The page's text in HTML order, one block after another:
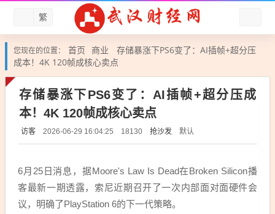
繁
您现在的位置： 首页 商业
存储暴涨下PS6变了：AI插帧+超分压
成本！4K 120帧成核心卖点
存储暴涨下PS6变了：AI插帧+超分压成
本！4K 120帧成核心卖点
访客 2026-06-29 16:04:25 18130 抢沙发 默认
6月25日消息，据Moore's Law Is Dead在Broken Silicon播
客最新一期透露，索尼近期召开了一次内部面对面硬件会
议，明确了PlayStation 6的下一代策略。